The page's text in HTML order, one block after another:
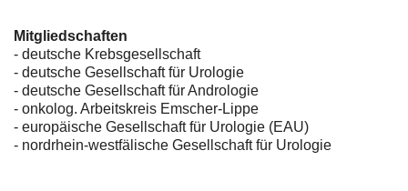
Mitgliedschaften
- deutsche Krebsgesellschaft
- deutsche Gesellschaft für Urologie
- deutsche Gesellschaft für Andrologie
- onkolog. Arbeitskreis Emscher-Lippe
- europäische Gesellschaft für Urologie (EAU)
- nordrhein-westfälische Gesellschaft für Urologie